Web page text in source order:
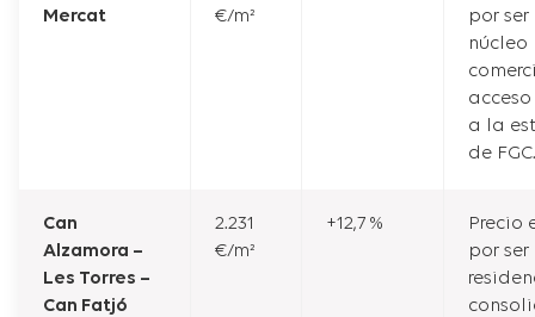
Mercat
€/m²
por ser
núcleo
a la
de FGC.
Can
Alzamora –
Les Torres –
Can Fatjó
2.231
€/m²
+12,7 %
Precio
por ser